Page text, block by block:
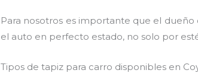
Para nosotros es importante que el
el auto en perfecto estado, no solo por
Tipos de tapiz para carro disponibles en